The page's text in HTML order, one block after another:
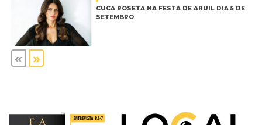
CUCA ROSETA NA FESTA DE ARUIL DIA 5 DE
SETEMBRO
« »